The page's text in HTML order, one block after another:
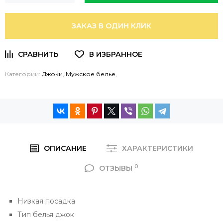
ЗАКАЗ В ОДИН КЛИК
Категории: Джоки, Мужское белье,
ОПИСАНИЕ ХАРАКТЕРИСТИКИ
ОТЗЫВЫ 0
Низкая посадка
Тип белья джок